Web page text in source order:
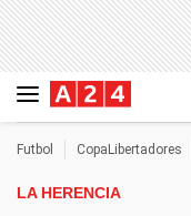
Futbol CopaLibertadores
LA HERENCIA